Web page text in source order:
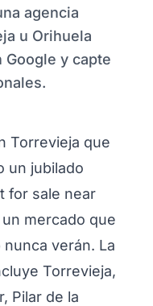
agencia
u Orihuela
Google y capte
Torrevieja que
un jubilado
for sale near
mercado que
verán. La
Torrevieja,
Pilar de la